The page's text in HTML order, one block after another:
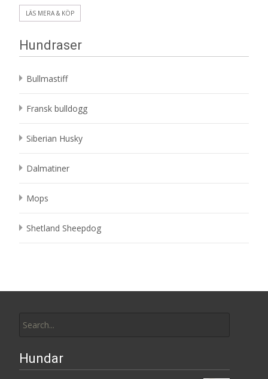
LÄS MERA & KÖP
Hundraser
Bullmastiff
Fransk bulldogg
Siberian Husky
Dalmatiner
Mops
Shetland Sheepdog
for:
Hundar